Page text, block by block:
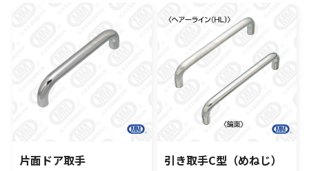
片面ドア取手
引き取手C型（めねじ）